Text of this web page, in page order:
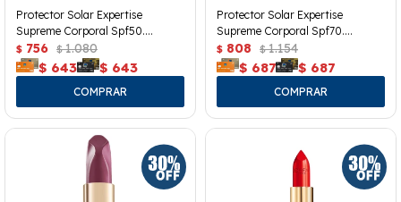
Protector Solar Expertise
Supreme Corporal Spf50.
200grs.
$ 756 $ 1.080
$ 643 $ 643
Protector Solar Expertise
Supreme Corporal Spf70.
200grs.
$ 808 $ 1.154
$ 687 $ 687